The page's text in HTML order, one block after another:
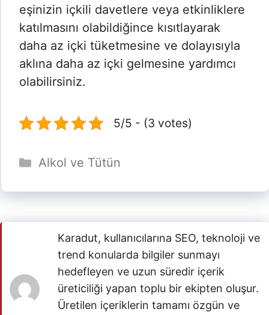
eşinizin içkili davetlere veya etkinliklere
katılmasını olabildiğince kısıtlayarak
daha az içki tüketmesine ve dolayısıyla
aklına daha az içki gelmesine yardımcı
olabilirsiniz.
5/5 - (3 votes)
Kategoriler
Alkol ve Tütün
Karadut, kullanıcılarına SEO, teknoloji ve
trend konularda bilgiler sunmayı
hedefleyen ve uzun süredir içerik
üreticiliği yapan toplu bir ekipten oluşur.
Üretilen içeriklerin tamamı özgün ve